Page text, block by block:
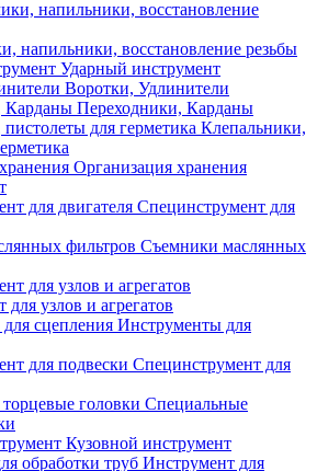
напильники, восстановление резьбы
Ударный инструмент
Воротки, Удлинители
Переходники, Карданы
Клепальники,
Организация хранения
Специнструмент для
Съемники маслянных
узлов и агрегатов
Инструменты для
Специнструмент для
Специальные
Кузовной инструмент
Инструмент для